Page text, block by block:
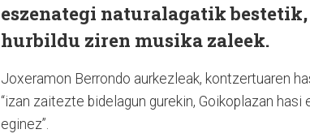
eszenategi naturalagatik
hurbildu ziren musika zaleek.
Joxeramon Berrondo aurkezleak, kontzertuaren
“izan zaitezte bidelagun gurekin, Goikoplazan
eginez”.